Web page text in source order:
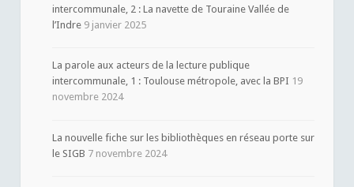
intercommunale, 2 : La navette de Touraine Vallée de
l’Indre 9 janvier 2025
La parole aux acteurs de la lecture publique
intercommunale, 1 : Toulouse métropole, avec la BPI 19
novembre 2024
La nouvelle fiche sur les bibliothèques en réseau porte sur
le SIGB 7 novembre 2024